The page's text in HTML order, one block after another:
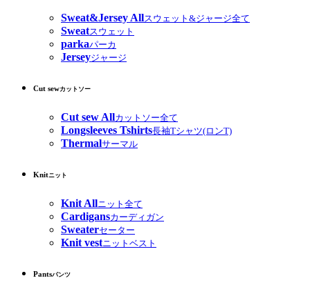
Sweat&Jersey Allスウェット&ジャージ全て
Sweatスウェット
parkaパーカ
Jerseyジャージ
Cut sewカットソー
Cut sew Allカットソー全て
Longsleeves Tshirts長袖Tシャツ(ロンT)
Thermalサーマル
Knitニット
Knit Allニット全て
Cardigansカーディガン
Sweaterセーター
Knit vestニットベスト
Pantsパンツ